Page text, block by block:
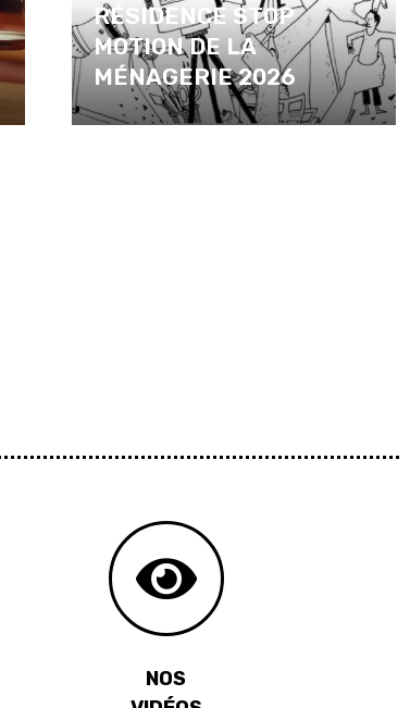
RÉSIDENCE STOP
MOTION DE LA
MÉNAGERIE 2026
NOS